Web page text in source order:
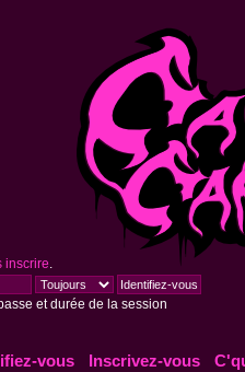
inscrire
et durée de la session
vous Inscrivez-vous